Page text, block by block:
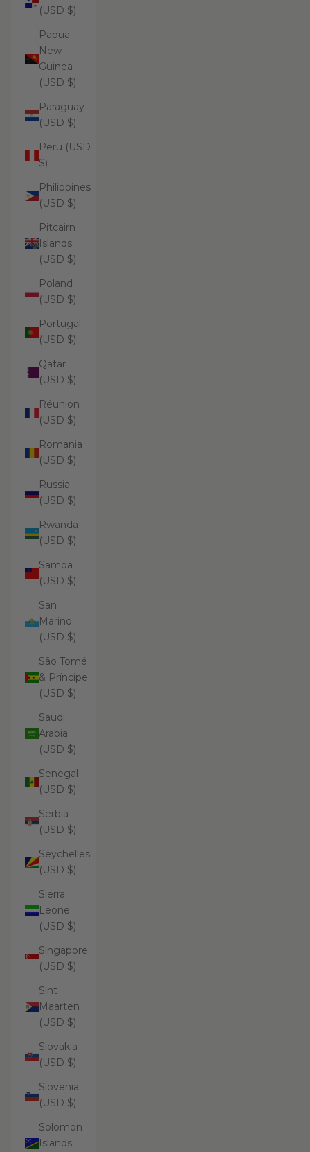
(USD $)
Papua
New
Guinea
(USD $)
Paraguay
(USD $)
Peru (USD
$)
Philippines
(USD $)
Pitcairn
Islands
(USD $)
Poland
(USD $)
Portugal
(USD $)
Qatar
(USD $)
Réunion
(USD $)
Romania
(USD $)
Russia
(USD $)
Rwanda
(USD $)
Samoa
(USD $)
San
Marino
(USD $)
São Tomé
& Príncipe
(USD $)
Saudi
Arabia
(USD $)
Senegal
(USD $)
Serbia
(USD $)
Seychelles
(USD $)
Sierra
Leone
(USD $)
Singapore
(USD $)
Sint
Maarten
(USD $)
Slovakia
(USD $)
Slovenia
(USD $)
Solomon
Islands